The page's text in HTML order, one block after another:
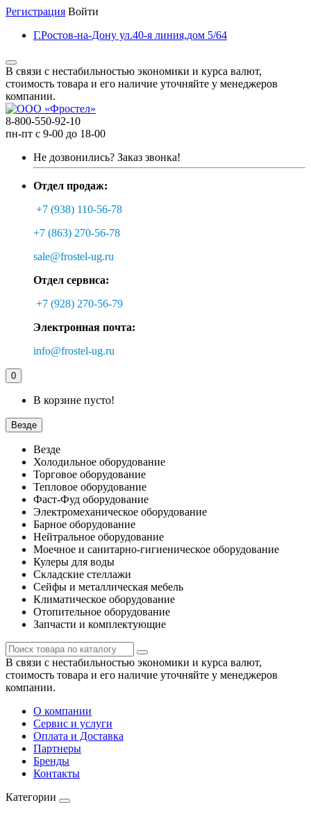
Регистрация Войти
Г.Ростов-на-Дону ул.40-я линия,дом 5/64
В связи с нестабильностью экономики и курса валют,
стоимость товара и его наличие уточняйте у менеджеров
компании.
8-800-550-92-10
пн-пт с 9-00 до 18-00
Не дозвонились? Заказ звонка!
Отдел продаж:
+7 (938) 110-56-78
+7 (863) 270-56-78
sale@frostel-ug.ru
Отдел сервиса:
+7 (928) 270-56-79
Электронная почта:
info@frostel-ug.ru
0
В корзине пусто!
Везде
Везде
Холодильное оборудование
Торговое оборудование
Тепловое оборудование
Фаст-Фуд оборудование
Электромеханическое оборудование
Барное оборудование
Нейтральное оборудование
Моечное и санитарно-гигиеническое оборудование
Кулеры для воды
Складские стеллажи
Сейфы и металлическая мебель
Климатическое оборудование
Отопительное оборудование
Запчасти и комплектующие
В связи с нестабильностью экономики и курса валют,
стоимость товара и его наличие уточняйте у менеджеров
компании.
О компании
Сервис и услуги
Оплата и Доставка
Партнеры
Бренды
Контакты
Категории